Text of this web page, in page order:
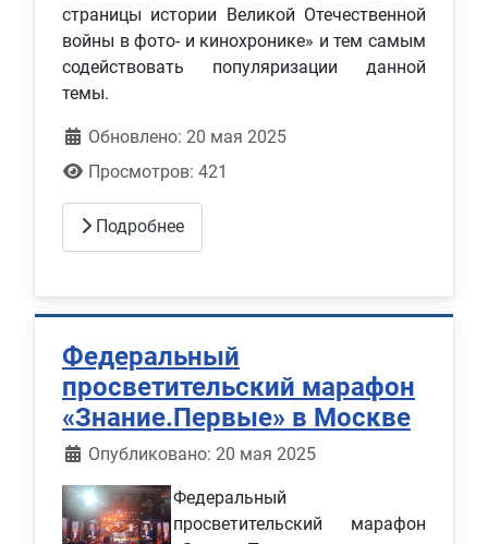
страницы истории Великой Отечественной
войны в фото- и кинохронике» и тем самым
содействовать популяризации данной
темы.
Обновлено: 20 мая 2025
Просмотров: 421
Подробнее
Федеральный
просветительский марафон
«Знание.Первые» в Москве
Информация о материале
Опубликовано: 20 мая 2025
Федеральный
просветительский марафон